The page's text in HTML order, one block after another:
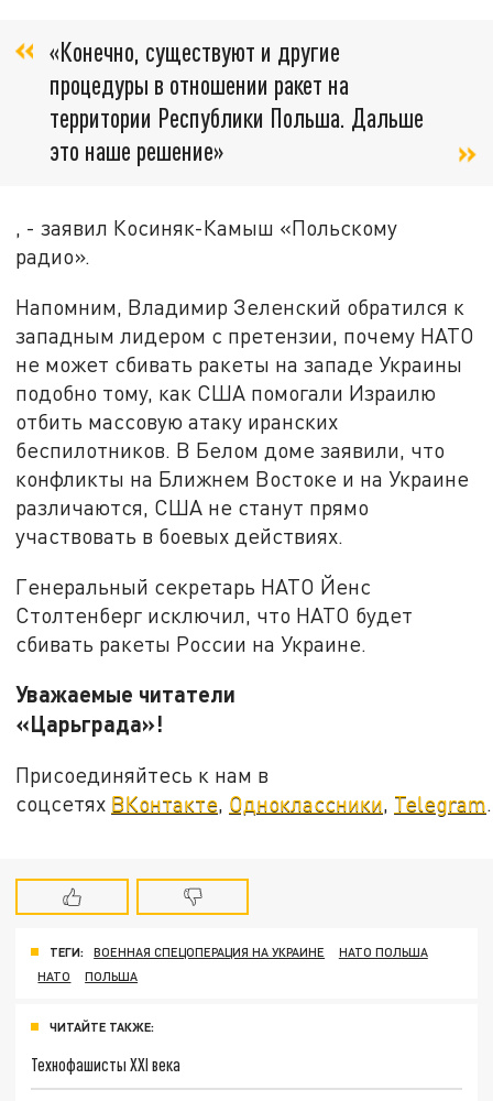
«Конечно, существуют и другие
процедуры в отношении ракет на
территории Республики Польша. Дальше
это наше решение»
, - заявил Косиняк-Камыш «Польскому
радио».
Напомним, Владимир Зеленский обратился к
западным лидером с претензии, почему НАТО
не может сбивать ракеты на западе Украины
подобно тому, как США помогали Израилю
отбить массовую атаку иранских
беспилотников. В Белом доме заявили, что
конфликты на Ближнем Востоке и на Украине
различаются, США не станут прямо
участвовать в боевых действиях.
Генеральный секретарь НАТО Йенс
Столтенберг исключил, что НАТО будет
сбивать ракеты России на Украине.
Уважаемые читатели
«Царьграда»!
Присоединяйтесь к нам в
соцсетях ВКонтакте, Одноклассники, Telegram.
ТЕГИ: ВОЕННАЯ СПЕЦОПЕРАЦИЯ НА УКРАИНЕ
НАТО ПОЛЬША
НАТО
ПОЛЬША
ЧИТАЙТЕ ТАКЖЕ:
Технофашисты XXI века